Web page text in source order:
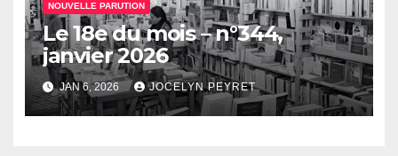
NOUVELLE PARUTION
Le 18e du mois – n°344,
janvier 2026
JAN 6, 2026 JOCELYN PEYRET